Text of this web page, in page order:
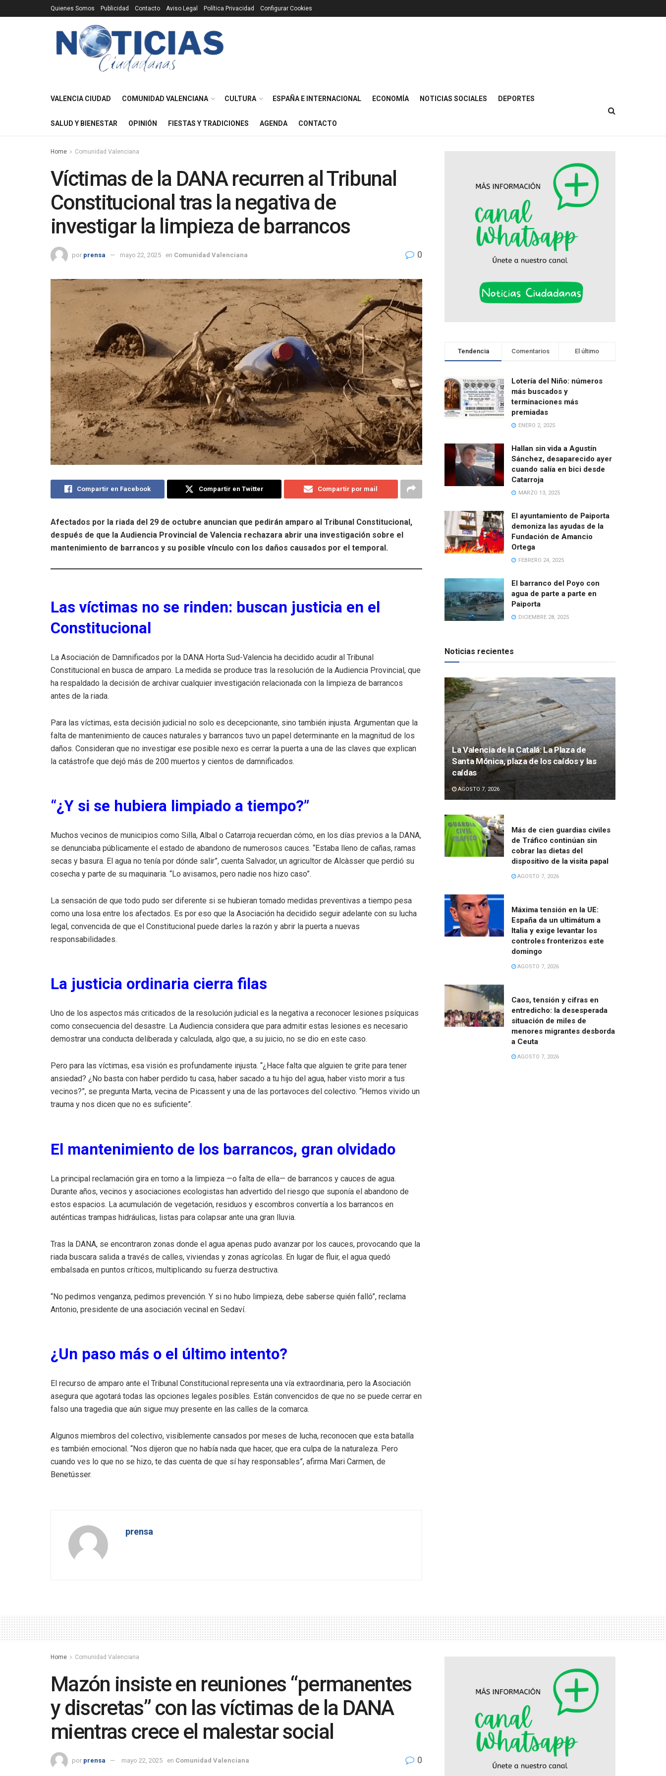
Quienes Somos Publicidad Contacto Aviso Legal Política Privacidad Configurar Cookies
VALENCIA CIUDAD COMUNIDAD VALENCIANA CULTURA ESPAÑA E INTERNACIONAL ECONOMÍA NOTICIAS SOCIALES DEPORTES
SALUD Y BIENESTAR OPINIÓN FIESTAS Y TRADICIONES AGENDA CONTACTO
Home Comunidad Valenciana
Víctimas de la DANA recurren al Tribunal
Constitucional tras la negativa de
investigar la limpieza de barrancos
por prensa mayo 22, 2025 en Comunidad Valenciana 0
Compartir en Facebook Compartir en Twitter Compartir por mail
Afectados por la riada del 29 de octubre anuncian que pedirán amparo al Tribunal Constitucional,
después de que la Audiencia Provincial de Valencia rechazara abrir una investigación sobre el
mantenimiento de barrancos y su posible vínculo con los daños causados por el temporal.
Las víctimas no se rinden: buscan justicia en el
Constitucional
La Asociación de Damnificados por la DANA Horta Sud-Valencia ha decidido acudir al Tribunal
Constitucional en busca de amparo. La medida se produce tras la resolución de la Audiencia Provincial, que
ha respaldado la decisión de archivar cualquier investigación relacionada con la limpieza de barrancos
antes de la riada.
Para las víctimas, esta decisión judicial no solo es decepcionante, sino también injusta. Argumentan que la
falta de mantenimiento de cauces naturales y barrancos tuvo un papel determinante en la magnitud de los
daños. Consideran que no investigar ese posible nexo es cerrar la puerta a una de las claves que explican
la catástrofe que dejó más de 200 muertos y cientos de damnificados.
“¿Y si se hubiera limpiado a tiempo?”
Muchos vecinos de municipios como Silla, Albal o Catarroja recuerdan cómo, en los días previos a la DANA,
se denunciaba públicamente el estado de abandono de numerosos cauces. “Estaba lleno de cañas, ramas
secas y basura. El agua no tenía por dónde salir”, cuenta Salvador, un agricultor de Alcàsser que perdió su
cosecha y parte de su maquinaria. “Lo avisamos, pero nadie nos hizo caso”.
La sensación de que todo pudo ser diferente si se hubieran tomado medidas preventivas a tiempo pesa
como una losa entre los afectados. Es por eso que la Asociación ha decidido seguir adelante con su lucha
legal, convencida de que el Constitucional puede darles la razón y abrir la puerta a nuevas
responsabilidades.
La justicia ordinaria cierra filas
Uno de los aspectos más criticados de la resolución judicial es la negativa a reconocer lesiones psíquicas
como consecuencia del desastre. La Audiencia considera que para admitir estas lesiones es necesario
demostrar una conducta deliberada y calculada, algo que, a su juicio, no se dio en este caso.
Pero para las víctimas, esa visión es profundamente injusta. “¿Hace falta que alguien te grite para tener
ansiedad? ¿No basta con haber perdido tu casa, haber sacado a tu hijo del agua, haber visto morir a tus
vecinos?”, se pregunta Marta, vecina de Picassent y una de las portavoces del colectivo. “Hemos vivido un
trauma y nos dicen que no es suficiente”.
El mantenimiento de los barrancos, gran olvidado
La principal reclamación gira en torno a la limpieza —o falta de ella— de barrancos y cauces de agua.
Durante años, vecinos y asociaciones ecologistas han advertido del riesgo que suponía el abandono de
estos espacios. La acumulación de vegetación, residuos y escombros convertía a los barrancos en
auténticas trampas hidráulicas, listas para colapsar ante una gran lluvia.
Tras la DANA, se encontraron zonas donde el agua apenas pudo avanzar por los cauces, provocando que la
riada buscara salida a través de calles, viviendas y zonas agrícolas. En lugar de fluir, el agua quedó
embalsada en puntos críticos, multiplicando su fuerza destructiva.
“No pedimos venganza, pedimos prevención. Y si no hubo limpieza, debe saberse quién falló”, reclama
Antonio, presidente de una asociación vecinal en Sedaví.
¿Un paso más o el último intento?
El recurso de amparo ante el Tribunal Constitucional representa una vía extraordinaria, pero la Asociación
asegura que agotará todas las opciones legales posibles. Están convencidos de que no se puede cerrar en
falso una tragedia que aún sigue muy presente en las calles de la comarca.
Algunos miembros del colectivo, visiblemente cansados por meses de lucha, reconocen que esta batalla
es también emocional. “Nos dijeron que no había nada que hacer, que era culpa de la naturaleza. Pero
cuando ves lo que no se hizo, te das cuenta de que sí hay responsables”, afirma Mari Carmen, de
Benetússer.
prensa
Tendencia Comentarios El último
Lotería del Niño: números
más buscados y
terminaciones más
premiadas
ENERO 2, 2025
Hallan sin vida a Agustín
Sánchez, desaparecido ayer
cuando salía en bici desde
Catarroja
MARZO 13, 2025
El ayuntamiento de Paiporta
demoniza las ayudas de la
Fundación de Amancio
Ortega
FEBRERO 24, 2025
El barranco del Poyo con
agua de parte a parte en
Paiporta
DICIEMBRE 28, 2025
Noticias recientes
La Valencia de la Catalá: La Plaza de
Santa Mónica, plaza de los caídos y las
caídas
AGOSTO 7, 2026
Más de cien guardias civiles
de Tráfico continúan sin
cobrar las dietas del
dispositivo de la visita papal
AGOSTO 7, 2026
Máxima tensión en la UE:
España da un ultimátum a
Italia y exige levantar los
controles fronterizos este
domingo
AGOSTO 7, 2026
Caos, tensión y cifras en
entredicho: la desesperada
situación de miles de
menores migrantes desborda
a Ceuta
AGOSTO 7, 2026
Home Comunidad Valenciana
Mazón insiste en reuniones “permanentes
y discretas” con las víctimas de la DANA
mientras crece el malestar social
por prensa mayo 22, 2025 en Comunidad Valenciana 0